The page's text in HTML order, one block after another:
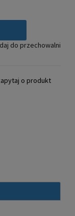
do przechowalni
o produkt